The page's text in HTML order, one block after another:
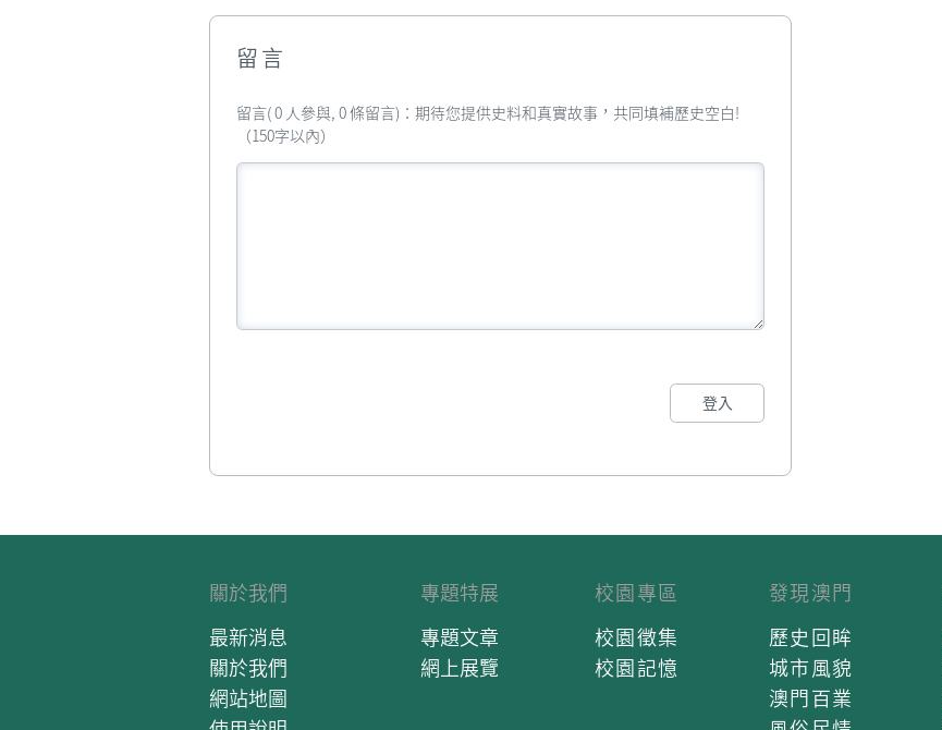
留言
留言( 0 人參與, 0 條留言)：期待您提供史料和真實故事，共同填補歷史空白!
（150字以內）
登入
關於我們
最新消息
關於我們
網站地圖
專題特展
專題文章
網上展覽
校園專區
校園徵集
校園記憶
發現澳門
歷史回眸
城市風貌
澳門百業